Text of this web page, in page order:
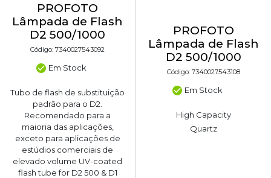
PROFOTO
Lâmpada de Flash
D2 500/1000
Código: 7340027543092
Em Stock
Tubo de flash de substituição
padrão para o D2.
Recomendado para a
maioria das aplicações,
exceto para aplicações de
estúdios comerciais de
elevado volume UV-coated
flash tube for D2 500 & D1
PROFOTO
Lâmpada de Flash
D2 500/1000
Código: 7340027543108
Em Stock
High Capacity
Quartz